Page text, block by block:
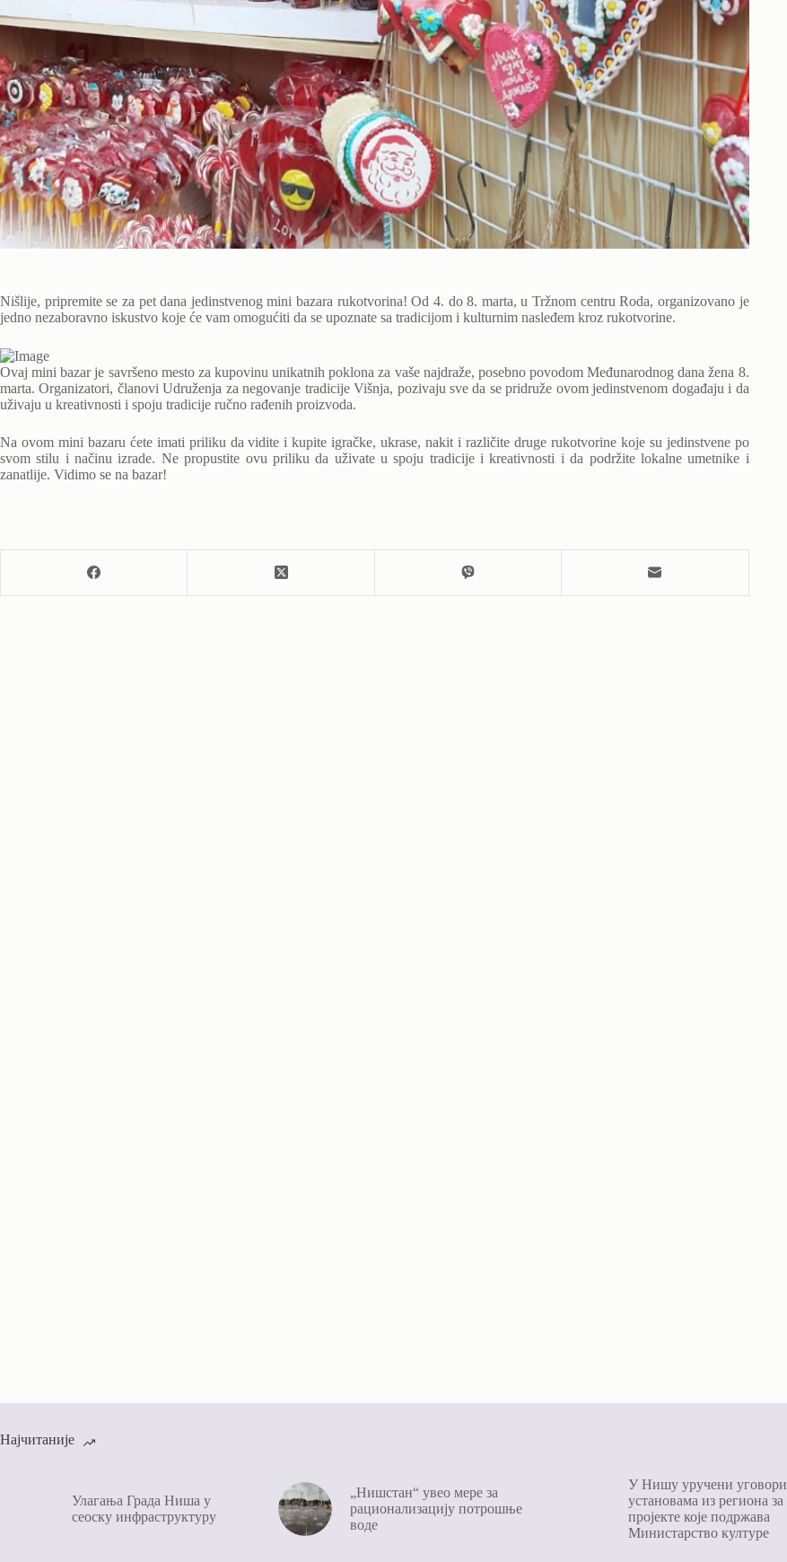
Nišlije, pripremite se za pet dana jedinstvenog mini bazara rukotvorina! Od 4. do 8. marta, u Tržnom centru Roda, organizovano je
jedno nezaboravno iskustvo koje će vam omogućiti da se upoznate sa tradicijom i kulturnim nasleđem kroz rukotvorine.
Ovaj mini bazar je savršeno mesto za kupovinu unikatnih poklona za vaše najdraže, posebno povodom Međunarodnog dana žena 8.
marta. Organizatori, članovi Udruženja za negovanje tradicije Višnja, pozivaju sve da se pridruže ovom jedinstvenom događaju i da
uživaju u kreativnosti i spoju tradicije ručno rađenih proizvoda.
Na ovom mini bazaru ćete imati priliku da vidite i kupite igračke, ukrase, nakit i različite druge rukotvorine koje su jedinstvene po
svom stilu i načinu izrade. Ne propustite ovu priliku da uživate u spoju tradicije i kreativnosti i da podržite lokalne umetnike i
zanatlije. Vidimo se na bazar!
Најчитаније
Улагања Града Ниша у
сеоску инфраструктуру
„Нишстан“ увео мере за
рационализацију потрошње
воде
У Нишу уручени уговори
установама из региона за
пројекте којe подржава
Министарство културе